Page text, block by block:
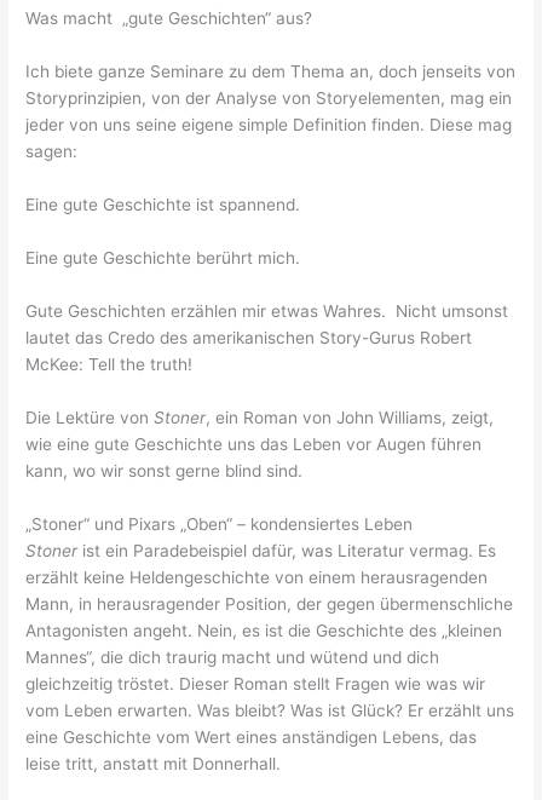
Was macht „gute Geschichten“ aus?
Ich biete ganze Seminare zu dem Thema an, doch jenseits von
Storyprinzipien, von der Analyse von Storyelementen, mag ein
jeder von uns seine eigene simple Definition finden. Diese mag
sagen:
Eine gute Geschichte ist spannend.
Eine gute Geschichte berührt mich.
Gute Geschichten erzählen mir etwas Wahres. Nicht umsonst
lautet das Credo des amerikanischen Story-Gurus Robert
McKee: Tell the truth!
Die Lektüre vonStoner, ein Roman von John Williams, zeigt,
wie eine gute Geschichte uns das Leben vor Augen führen
kann, wo wir sonst gerne blind sind.
„Stoner“ und Pixars „Oben“ – kondensiertes Leben
Stonerist ein Paradebeispiel dafür, was Literatur vermag. Es
erzählt keine Heldengeschichte von einem herausragenden
Mann, in herausragender Position, der gegen übermenschliche
Antagonisten angeht. Nein, es ist die Geschichte des „kleinen
Mannes“, die dich traurig macht und wütend und dich
gleichzeitig tröstet. Dieser Roman stellt Fragen wie was wir
vom Leben erwarten. Was bleibt? Was ist Glück? Er erzählt uns
eine Geschichte vom Wert eines anständigen Lebens, das
leise tritt, anstatt mit Donnerhall.